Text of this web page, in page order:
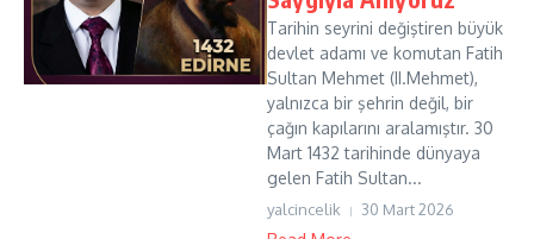
Tarihin seyrini değiştiren büyük
devlet adamı ve komutan Fatih
Sultan Mehmet (II.Mehmet),
yalnızca bir şehrin değil, bir
çağın kapılarını aralamıştır. 30
Mart 1432 tarihinde dünyaya
gelen Fatih Sultan...
yalcincelik 30 Mart 2026